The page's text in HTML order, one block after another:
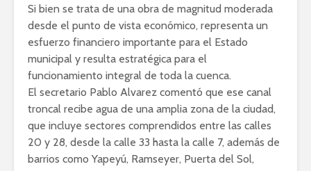
Si bien se trata de una obra de magnitud moderada
desde el punto de vista económico, representa un
esfuerzo financiero importante para el Estado
municipal y resulta estratégica para el
funcionamiento integral de toda la cuenca.
El secretario Pablo Alvarez comentó que ese canal
troncal recibe agua de una amplia zona de la ciudad,
que incluye sectores comprendidos entre las calles
20 y 28, desde la calle 33 hasta la calle 7, además de
barrios como Yapeyú, Ramseyer, Puerta del Sol,